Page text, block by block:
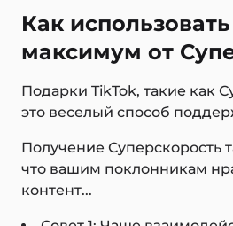
Как
максимум от
Подарки TikTok, такие как
это веселый способ
Получение Суперскорость
что вашим поклонникам
контент...